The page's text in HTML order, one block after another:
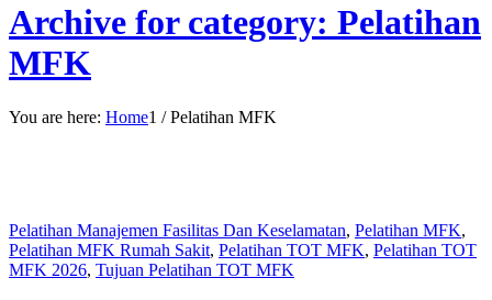
Archive for category: Pelatihan
MFK
You are here: Home1 / Pelatihan MFK
Pelatihan Manajemen Fasilitas Dan Keselamatan, Pelatihan MFK,
Pelatihan MFK Rumah Sakit, Pelatihan TOT MFK, Pelatihan TOT
MFK 2026, Tujuan Pelatihan TOT MFK